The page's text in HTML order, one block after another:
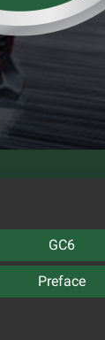
GC6
Preface